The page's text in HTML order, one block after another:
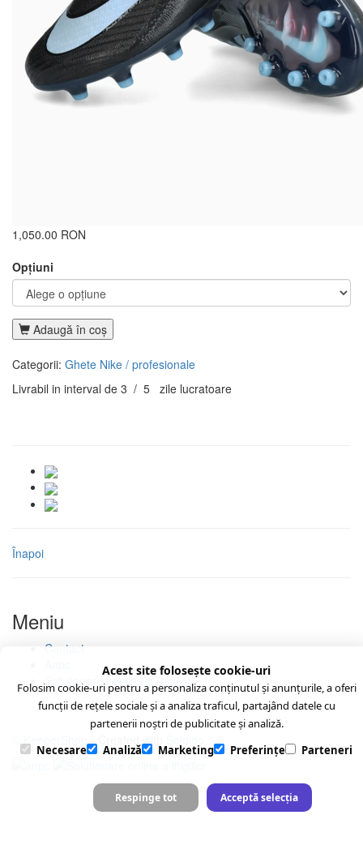
1,050.00 RON
Opţiuni
Adaugă în coş
Categorii: Ghete Nike / profesionale
Livrabil in interval de 3 / 5 zile lucratoare
Înapoi
Meniu
Contact
Soluționarea online a litigiilor
Acest site folosește cookie-uri
Folosim cookie-uri pentru a personaliza conținutul și anunțurile, a oferi
funcții de rețele sociale și a analiza traficul, partajând datele cu
partenerii noștri de publicitate și analiză.
Necesare
Analiză Marketing Preferințe Parteneri
Respinge tot Acceptă selecția